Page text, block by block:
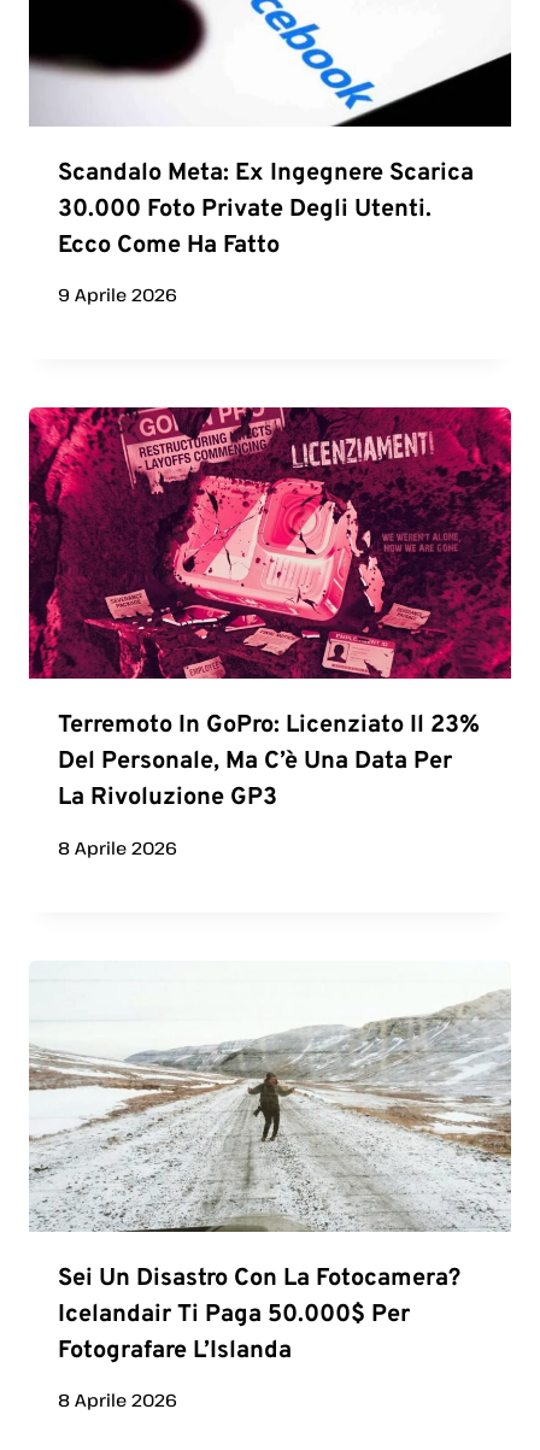
Scandalo Meta: Ex Ingegnere Scarica
30.000 Foto Private Degli Utenti.
Ecco Come Ha Fatto
9 Aprile 2026
Terremoto In GoPro: Licenziato Il 23%
Del Personale, Ma C’è Una Data Per
La Rivoluzione GP3
8 Aprile 2026
Sei Un Disastro Con La Fotocamera?
Icelandair Ti Paga 50.000$ Per
Fotografare L’Islanda
8 Aprile 2026